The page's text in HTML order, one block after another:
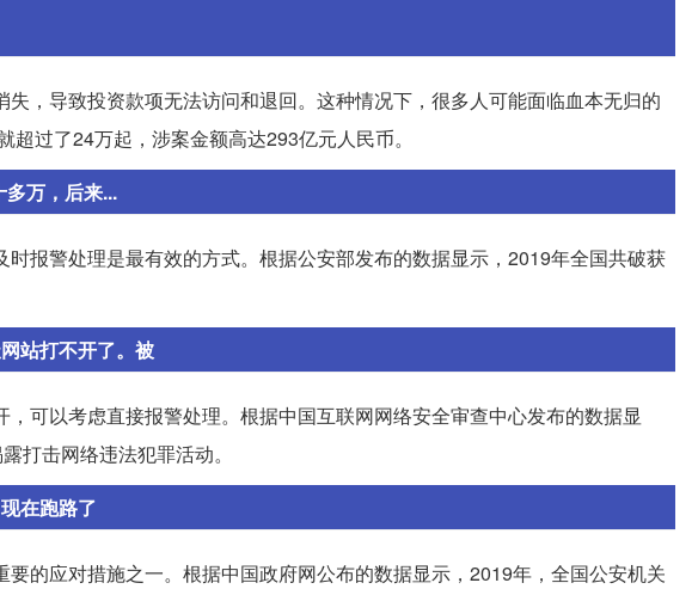
，导致投资款项无法访问和退回。这种情况下，很多人可能面临血本无归的
过了24万起，涉案金额高达293亿元人民币。
万，后来...
报警处理是最有效的方式。根据公安部发布的数据显示，2019年全国共破获
站打不开了。被
可以考虑直接报警处理。根据中国互联网网络安全审查中心发布的数据显
打击网络违法犯罪活动。
在跑路了
的应对措施之一。根据中国政府网公布的数据显示，2019年，全国公安机关